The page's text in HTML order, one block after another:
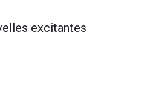
excitantes